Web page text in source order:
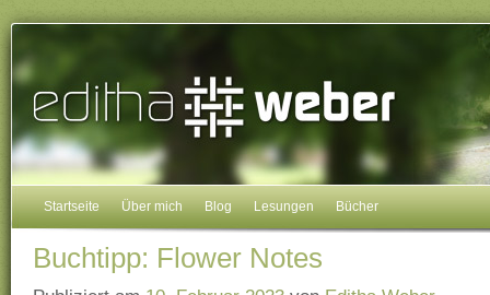
Startseite Über mich Blog Lesungen Bücher
Buchtipp: Flower Notes